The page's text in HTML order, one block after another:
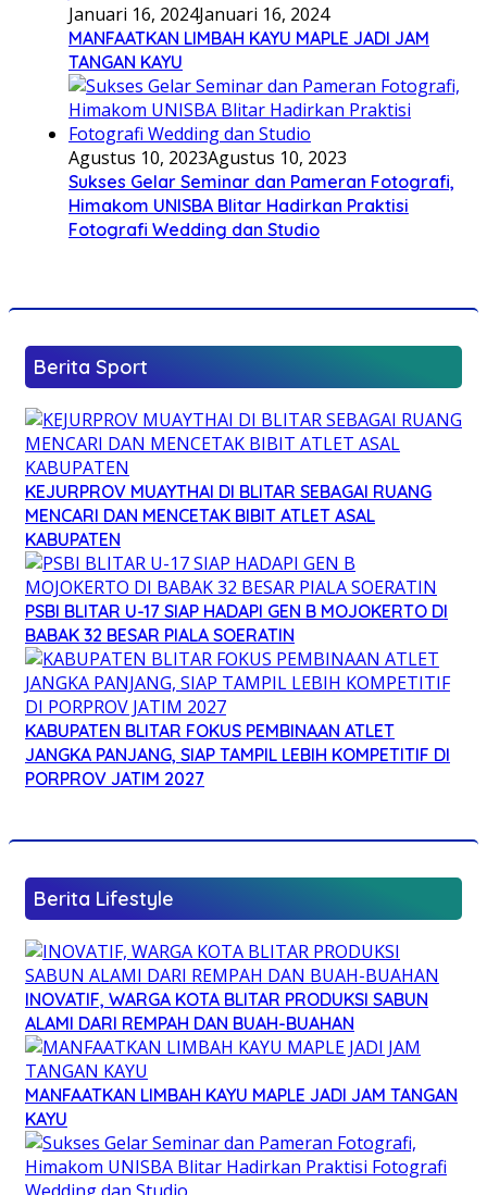
Januari 16, 2024Januari 16, 2024
MANFAATKAN LIMBAH KAYU MAPLE JADI JAM
TANGAN KAYU
Agustus 10, 2023Agustus 10, 2023
Sukses Gelar Seminar dan Pameran Fotografi,
Himakom UNISBA Blitar Hadirkan Praktisi
Fotografi Wedding dan Studio
Berita Sport
KEJURPROV MUAYTHAI DI BLITAR SEBAGAI RUANG
MENCARI DAN MENCETAK BIBIT ATLET ASAL
KABUPATEN
PSBI BLITAR U-17 SIAP HADAPI GEN B MOJOKERTO DI
BABAK 32 BESAR PIALA SOERATIN
KABUPATEN BLITAR FOKUS PEMBINAAN ATLET
JANGKA PANJANG, SIAP TAMPIL LEBIH KOMPETITIF DI
PORPROV JATIM 2027
Berita Lifestyle
INOVATIF, WARGA KOTA BLITAR PRODUKSI SABUN
ALAMI DARI REMPAH DAN BUAH-BUAHAN
MANFAATKAN LIMBAH KAYU MAPLE JADI JAM TANGAN
KAYU